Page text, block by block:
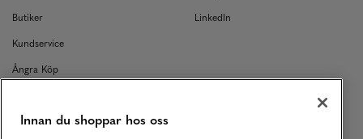
Butiker
Kundservice
Ångra Köp
Returer
LinkedIn
Innan du shoppar hos oss